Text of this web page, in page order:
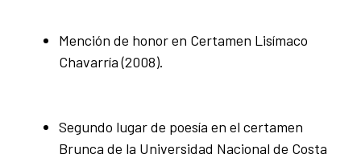
Mención de honor en Certamen Lisímaco
Chavarría (2008).
Segundo lugar de poesía en el certamen
Brunca de la Universidad Nacional de Costa